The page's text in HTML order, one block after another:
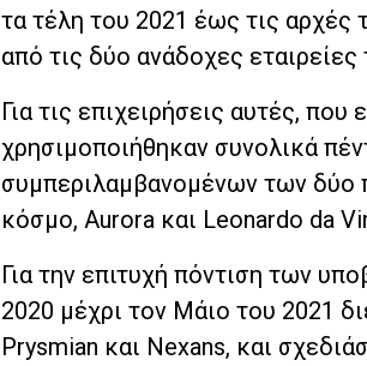
τα τέλη του 2021 έως τις αρχές
από τις δύο ανάδοχες εταιρείες
Για τις επιχειρήσεις αυτές, που
χρησιμοποιήθηκαν συνολικά
συμπεριλαμβανομένων των
κόσμο, Aurora και Leonardo da
Για την επιτυχή πόντιση των
2020 μέχρι τον Μάιο του 2021
Prysmian και Nexans, και